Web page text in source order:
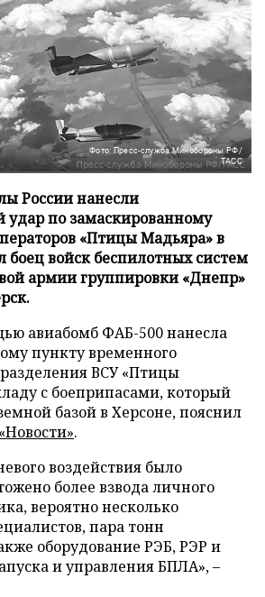
Фото: Пресс-служба Минобороны РФ/
ТАСС
России нанесли
по замаскированному
«Птицы Мадьяра» в
боец войск беспилотных систем
армии группировки «Днепр»
авиабомб ФАБ-500 нанесла
пункту временного
ВСУ «Птицы
с боеприпасами, который
базой в Херсоне, пояснил
.
воздействия было
более взвода личного
вероятно несколько
пара тонн
оборудование РЭБ, РЭР и
и управления БПЛА», –